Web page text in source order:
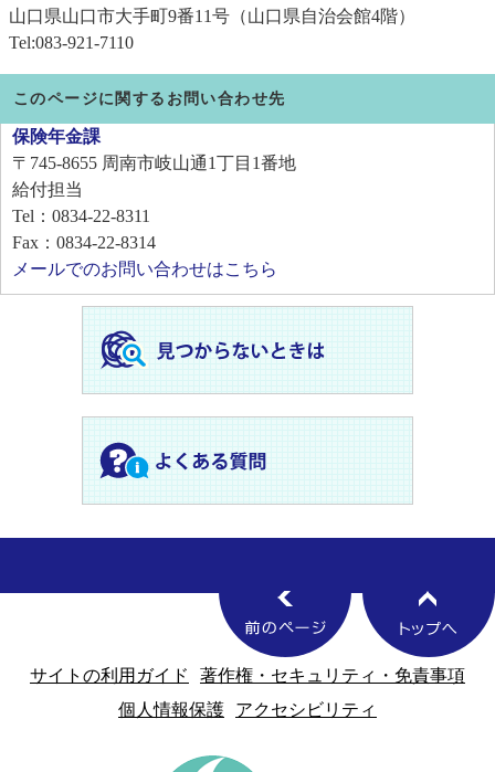
山口県山口市大手町9番11号（山口県自治会館4階）
Tel:083-921-7110​
このページに関するお問い合わせ先
保険年金課
〒745-8655 周南市岐山通1丁目1番地
給付担当
Tel：0834-22-8311
Fax：0834-22-8314
メールでのお問い合わせはこちら
サイトの利用ガイド
著作権・セキュリティ・免責事項
個人情報保護
アクセシビリティ